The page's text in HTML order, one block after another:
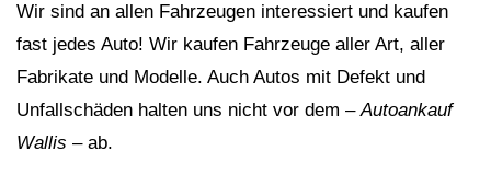
Wir sind an allen Fahrzeugen interessiert und kaufen
fast jedes Auto! Wir kaufen Fahrzeuge aller Art, aller
Fabrikate und Modelle. Auch Autos mit Defekt und
Unfallschäden halten uns nicht vor dem –Autoankauf
Wallis – ab.